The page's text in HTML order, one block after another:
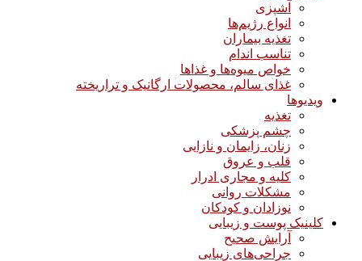
آشپزی
انواع رژیم‌ها
تغذیه بیماران
تناسب اندام
خواص میوه‌ها و غذاها
غذای سالم، محصولات ارگانیک و تراریخته
ویدیوها
تغذیه
چشم پزشکی
زنان، زایمان و نازایی
قلب و عروق
کلیه و مجاری ادرار
مشکلات روانی
نوزادان و کودکان
کلینیک پوست و زیبایی
آرایش صحیح
جراحی‌های زیبایی